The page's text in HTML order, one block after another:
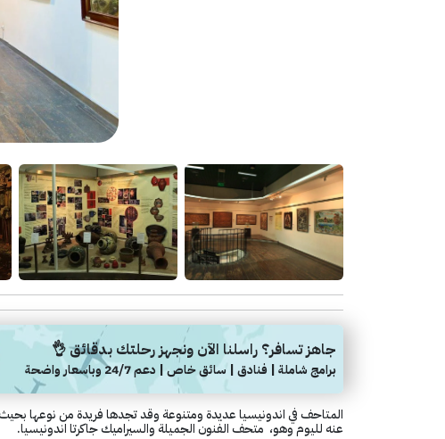
جاهز تسافر؟ راسلنا الآن ونجهز رحلتك بدقائق 👌
برامج شاملة | فنادق | سائق خاص | دعم 24/7 وباسعار واضحة
المتاحف في اندونيسيا عديدة ومتنوعة وقد تجدها فريدة من نوعها
عنه لليوم وهو، متحف الفنون الجميلة والسيراميك جاكرتا اندونيسيا.